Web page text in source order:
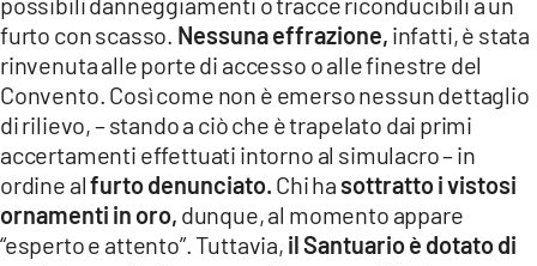
furto con scasso. Nessuna effrazione, infatti, è stata
rinvenuta alle porte di accesso o alle finestre del
Convento. Così come non è emerso nessun dettaglio
di rilievo, – stando a ciò che è trapelato dai primi
accertamenti effettuati intorno al simulacro – in
ordine alfurto denunciato. Chi ha sottratto i vistosi
ornamenti in oro, dunque, al momento appare
“esperto e attento”. Tuttavia, il Santuario è dotato di